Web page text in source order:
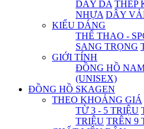
DÂY DA THÉP
NHỰA DÂY
KIỂU DÁNG
THỂ THAO -
SANG TRỌNG
GIỚI TÍNH
ĐỒNG HỒ
(UNISEX)
ĐỒNG HỒ SKAGEN
THEO KHOẢNG GIÁ
TỪ 3 - 5 TRIỆU
TRIỆU TRÊN 9